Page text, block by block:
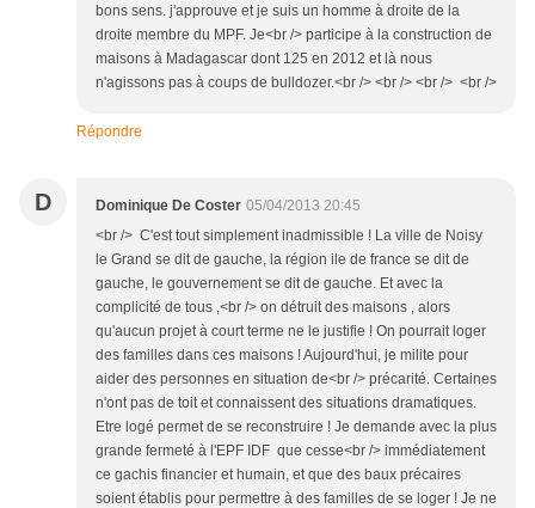
bons sens. j'approuve et je suis un homme à droite de la
droite membre du MPF. Je<br /> participe à la construction de
maisons à Madagascar dont 125 en 2012 et là nous
n'agissons pas à coups de bulldozer.<br /> <br /> <br /> <br />
Répondre
D Dominique De Coster 05/04/2013 20:45
<br /> C'est tout simplement inadmissible ! La ville de Noisy
le Grand se dit de gauche, la région ile de france se dit de
gauche, le gouvernement se dit de gauche. Et avec la
complicité de tous ,<br /> on détruit des maisons , alors
qu'aucun projet à court terme ne le justifie ! On pourrait loger
des familles dans ces maisons ! Aujourd'hui, je milite pour
aider des personnes en situation de<br /> précarité. Certaines
n'ont pas de toit et connaissent des situations dramatiques.
Etre logé permet de se reconstruire ! Je demande avec la plus
grande fermeté à l'EPF IDF que cesse<br /> immédiatement
ce gachis financier et humain, et que des baux précaires
soient établis pour permettre à des familles de se loger ! Je ne